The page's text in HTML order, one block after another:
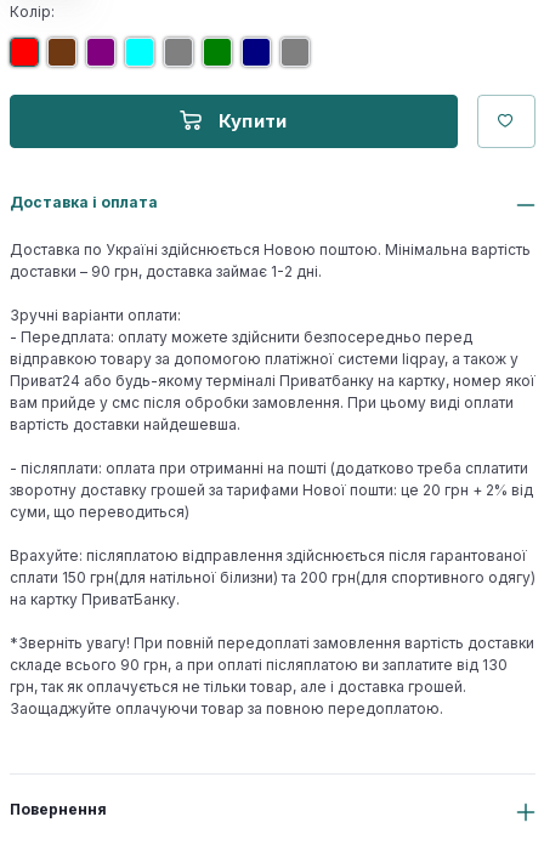
Колір:
Купити
Доставка і оплата
Доставка по Україні здійснюється Новою поштою. Мінімальна вартість
доставки – 90 грн, доставка займає 1-2 дні.
Зручні варіанти оплати:
- Передплата: оплату можете здійснити безпосередньо перед
відправкою товару за допомогою платіжної системи liqpay, а також у
Приват24 або будь-якому терміналі Приватбанку на картку, номер якої
вам прийде у смс після обробки замовлення. При цьому виді оплати
вартість доставки найдешевша.
- післяплати: оплата при отриманні на пошті (додатково треба сплатити
зворотну доставку грошей за тарифами Нової пошти: це 20 грн + 2% від
суми, що переводиться)
Врахуйте: післяплатою відправлення здійснюється після гарантованої
сплати 150 грн(для натільної білизни) та 200 грн(для спортивного одягу)
на картку ПриватБанку.
*Зверніть увагу! При повній передоплаті замовлення вартість доставки
складе всього 90 грн, а при оплаті післяплатою ви заплатите від 130
грн, так як оплачується не тільки товар, але і доставка грошей.
Заощаджуйте оплачуючи товар за повною передоплатою.
Повернення